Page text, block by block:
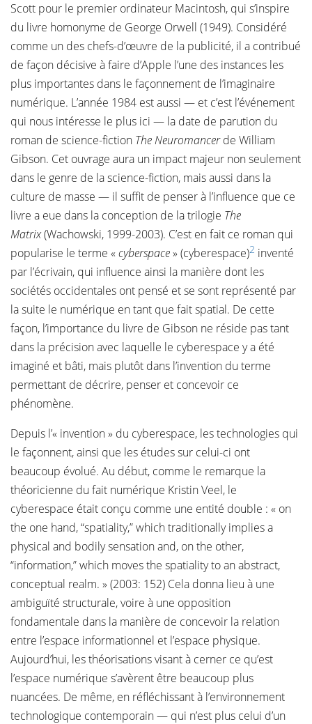
Scott pour le premier ordinateur Macintosh, qui s’inspire
du livre homonyme de George Orwell (1949). Considéré
comme un des chefs-d’œuvre de la publicité, il a contribué
de façon décisive à faire d’Apple l’une des instances les
plus importantes dans le façonnement de l’imaginaire
numérique. L’année 1984 est aussi — et c’est l’événement
qui nous intéresse le plus ici — la date de parution du
roman de science-fiction The Neuromancerde William
Gibson. Cet ouvrage aura un impact majeur non seulement
dans le genre de la science-fiction, mais aussi dans la
culture de masse — il suffit de penser à l’influence que ce
livre a eue dans la conception de la trilogie The
Matrix(Wachowski, 1999-2003). C’est en fait ce roman qui
popularise le terme «cyberspace» (cyberespace)2 inventé
par l’écrivain, qui influence ainsi la manière dont les
sociétés occidentales ont pensé et se sont représenté par
la suite le numérique en tant que fait spatial. De cette
façon, l’importance du livre de Gibson ne réside pas tant
dans la précision avec laquelle le cyberespace y a été
imaginé et bâti, mais plutôt dans l’invention du terme
permettant de décrire, penser et concevoir ce
phénomène.
Depuis l’« invention » du cyberespace, les technologies qui
le façonnent, ainsi que les études sur celui-ci ont
beaucoup évolué. Au début, comme le remarque la
théoricienne du fait numérique Kristin Veel, le
cyberespace était conçu comme une entité double : « on
the one hand, “spatiality,” which traditionally implies a
physical and bodily sensation and, on the other,
“information,” which moves the spatiality to an abstract,
conceptual realm. » (2003: 152) Cela donna lieu à une
ambiguïté structurale, voire à une opposition
fondamentale dans la manière de concevoir la relation
entre l’espace informationnel et l’espace physique.
Aujourd’hui, les théorisations visant à cerner ce qu’est
l’espace numérique s’avèrent être beaucoup plus
nuancées. De même, en réfléchissant à l’environnement
technologique contemporain — qui n’est plus celui d’un